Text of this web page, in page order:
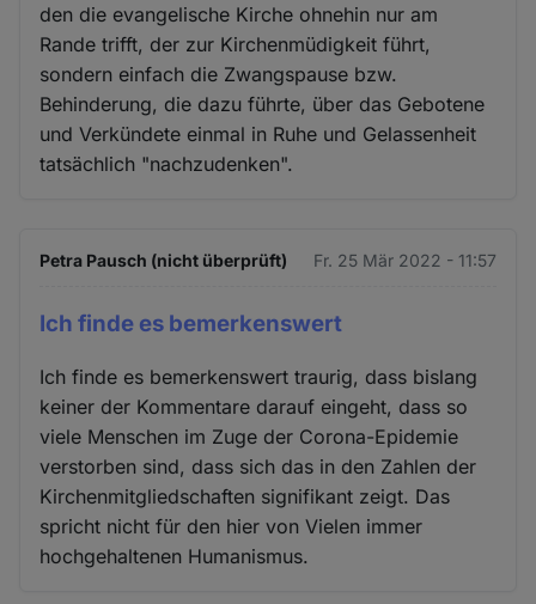
den die evangelische Kirche ohnehin nur am
Rande trifft, der zur Kirchenmüdigkeit führt,
sondern einfach die Zwangspause bzw.
Behinderung, die dazu führte, über das Gebotene
und Verkündete einmal in Ruhe und Gelassenheit
tatsächlich "nachzudenken".
Petra Pausch (nicht überprüft) Fr. 25 Mär 2022 - 11:57
Ich finde es bemerkenswert
Ich finde es bemerkenswert traurig, dass bislang
keiner der Kommentare darauf eingeht, dass so
viele Menschen im Zuge der Corona-Epidemie
verstorben sind, dass sich das in den Zahlen der
Kirchenmitgliedschaften signifikant zeigt. Das
spricht nicht für den hier von Vielen immer
hochgehaltenen Humanismus.